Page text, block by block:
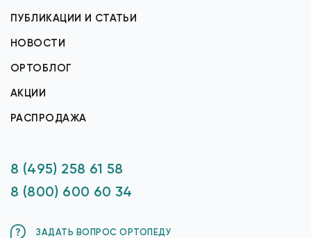
ПУБЛИКАЦИИ И СТАТЬИ
НОВОСТИ
ОРТОБЛОГ
АКЦИИ
РАСПРОДАЖА
8 (495) 258 61 58
8 (800) 600 60 34
ЗАДАТЬ ВОПРОС ОРТОПЕДУ